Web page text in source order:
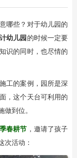
哪些？对于幼儿园的
幼儿园 的时候一定要
识的同时，也尽情的
工的案例，园所是深
，这个天台可利用的
到位。
春耕节 ，邀请了孩子
次活动：